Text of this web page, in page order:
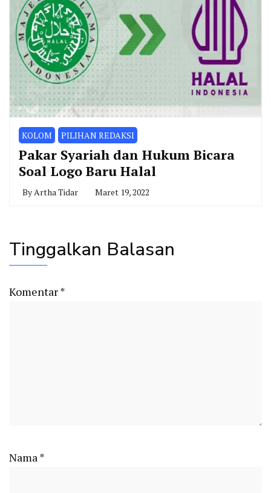
KOLOM PILIHAN REDAKSI
Pakar Syariah dan Hukum Bicara
Soal Logo Baru Halal
ByArtha Tidar Maret 19, 2022
Tinggalkan Balasan
Komentar*
Nama*